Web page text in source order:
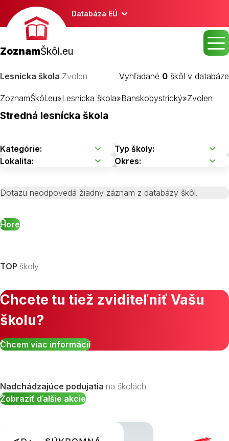
Databáza EÚ
ZoznamŠkôl.eu
Lesnícka škola Zvolen Vyhľadané 0 škôl v databáze
ZoznamŠkôl.eu»Lesnícka škola»Banskobystrický»Zvolen
Stredná lesnícka škola
Dotazu neodpovedá žiadny záznam z databázy škôl.
Hore
TOP školy
Chcete tu tiež zviditeľniť Vašu
školu?
Chcem viac informácií
Nadchádzajúce podujatia na školách
Zobraziť ďalšie akcie